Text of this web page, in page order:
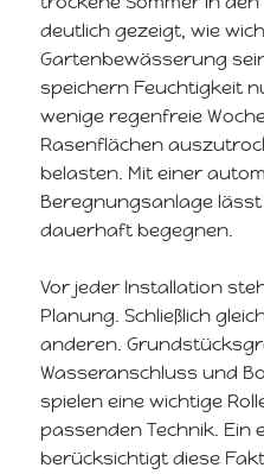
deutlich gezeigt, wie
Gartenbewässerung
speichern Feuchtigkeit
wenige regenfreie
Rasenflächen
belasten. Mit einer
Beregnungsanlage
dauerhaft begegnen.
Vor jeder Installation
Planung. Schließlich
anderen.
Wasseranschluss und
spielen eine wichtige
passenden Technik.
berücksichtigt diese